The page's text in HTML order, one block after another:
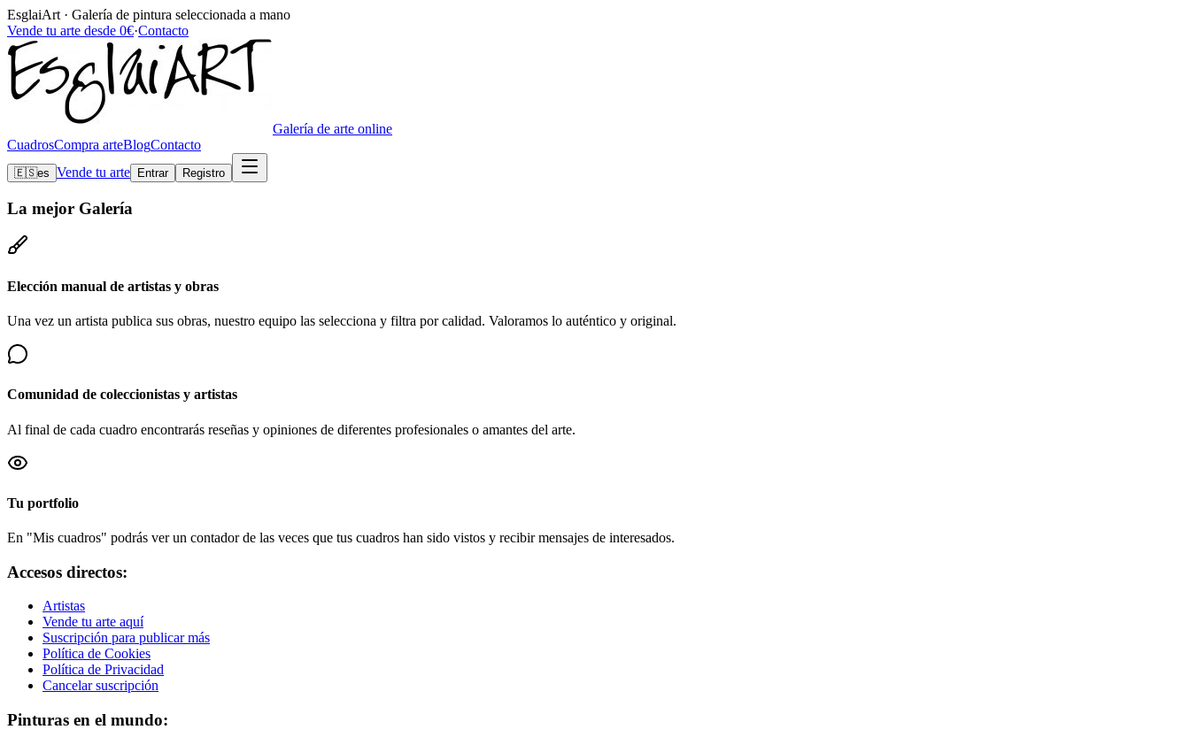
EsglaiArt · Galería de pintura seleccionada a mano
Vende tu arte desde 0€·Contacto
Galería de arte online
CuadrosCompra arteBlogContacto
🇪🇸es Vende tu arte Entrar Registro
La mejor Galería
Elección manual de artistas y obras
Una vez un artista publica sus obras, nuestro equipo las selecciona y filtra por calidad. Valoramos lo auténtico y original.
Comunidad de coleccionistas y artistas
Al final de cada cuadro encontrarás reseñas y opiniones de diferentes profesionales o amantes del arte.
Tu portfolio
En "Mis cuadros" podrás ver un contador de las veces que tus cuadros han sido vistos y recibir mensajes de interesados.
Accesos directos:
Artistas
Vende tu arte aquí
Suscripción para publicar más
Política de Cookies
Política de Privacidad
Cancelar suscripción
Pinturas en el mundo: